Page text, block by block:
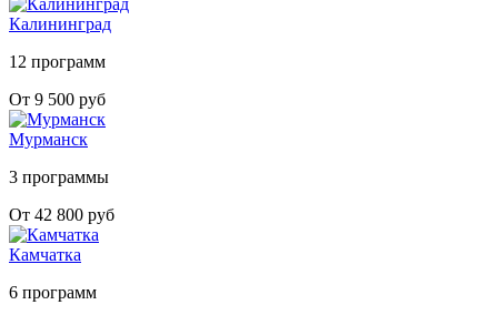
Калининград
12 программ
От 9 500 руб
Мурманск
3 программы
От 42 800 руб
Камчатка
6 программ